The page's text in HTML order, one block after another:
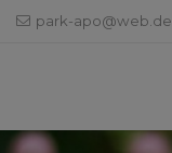
park-apo@web.de